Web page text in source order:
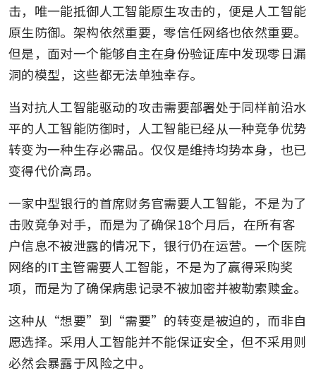
击，唯一能抵御人工智能原生攻击的，便是人工智能
原生防御。架构依然重要，零信任网络也依然重要。
但是，面对一个能够自主在身份验证库中发现零日漏
洞的模型，这些都无法单独幸存。
当对抗人工智能驱动的攻击需要部署处于同样前沿水
平的人工智能防御时，人工智能已经从一种竞争优势
转变为一种生存必需品。仅仅是维持均势本身，也已
变得代价高昂。
一家中型银行的首席财务官需要人工智能，不是为了
击败竞争对手，而是为了确保18个月后，在所有客
户信息不被泄露的情况下，银行仍在运营。一个医院
网络的IT主管需要人工智能，不是为了赢得采购奖
项，而是为了确保病患记录不被加密并被勒索赎金。
这种从“想要”到“需要”的转变是被迫的，而非自
愿选择。采用人工智能并不能保证安全，但不采用则
必然会暴露于风险之中。